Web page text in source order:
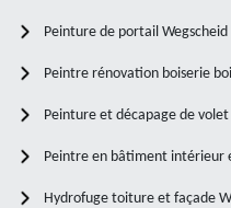
Peinture de portail Wegscheid
Peintre rénovation boiserie
Peinture et décapage de volet
Peintre en bâtiment intérieur
Hydrofuge toiture et façade